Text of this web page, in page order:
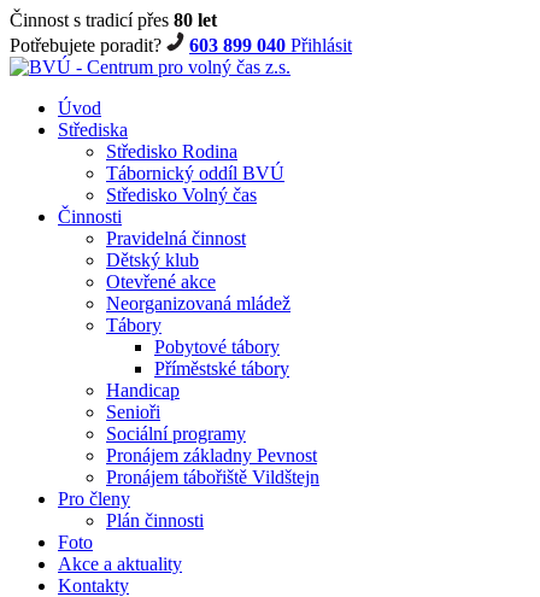
Činnost s tradicí přes 80 let
Potřebujete poradit?
603 899 040 Přihlásit
Úvod
Střediska
Středisko Rodina
Tábornický oddíl BVÚ
Středisko Volný čas
Činnosti
Pravidelná činnost
Dětský klub
Otevřené akce
Neorganizovaná mládež
Tábory
Pobytové tábory
Příměstské tábory
Handicap
Senioři
Sociální programy
Pronájem základny Pevnost
Pronájem tábořiště Vildštejn
Pro členy
Plán činnosti
Foto
Akce a aktuality
Kontakty